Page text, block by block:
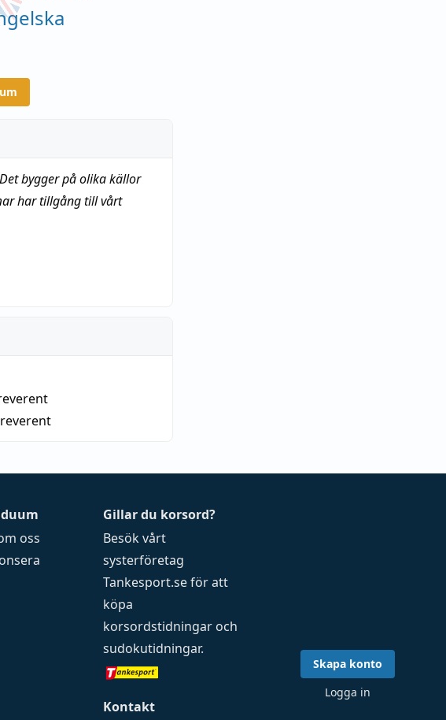
bygger på olika källor
har tillgång till vårt
reverent
oss
Gillar du korsord?
Besök vårt
systerföretag
Tankesport.seför att
köpa
korsordstidningar och
sudokutidningar.
Kontakt
Skapa konto
Logga in